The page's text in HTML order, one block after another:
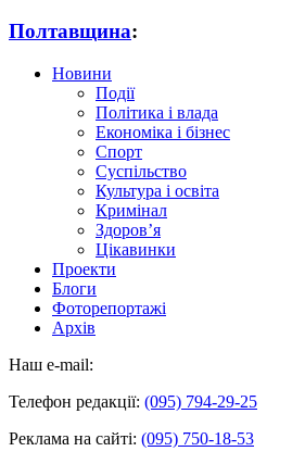
Полтавщина:
Новини
Події
Політика і влада
Економіка і бізнес
Спорт
Суспільство
Культура і освіта
Кримінал
Здоров’я
Цікавинки
Проекти
Блоги
Фоторепортажі
Архів
Наш e-mail:
Телефон редакції: (095) 794-29-25
Реклама на сайті: (095) 750-18-53